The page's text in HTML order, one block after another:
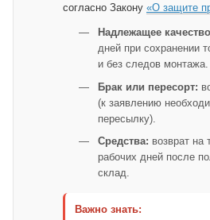
согласно Закону «О защите
Надлежащее
дней при сохранении
и без следов монтажа.
Брак или пересорт:
(к заявлению
пересылку).
Средства: возврат на
рабочих дней после
склад.
Важно знать: